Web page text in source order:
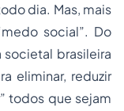
dia. Mas, mais
social”. Do
societal brasileira
eliminar, reduzir
todos que sejam